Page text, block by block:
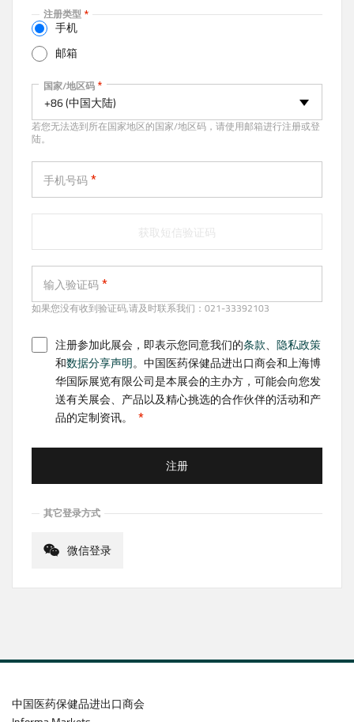
b
注册类型
手机
邮箱
手机
国家/地区码
+86 (中国大陆)
若您无法选到所在国家地区的国家/地区码，请使用邮箱进行注册或登
陆。
手机号码
输入验证码
如果您没有收到验证码,请及时联系我们：021-33392103
获取短信验证码
注册参加此展会，即表示您同意我们的条款、 隐私政策
和数据分享声明。中国医药保健品进出口商会和上海博
华国际展览有限公司是本展会的主办方，可能会向您发
送有关展会、产品以及精心挑选的合作伙伴的活动和产
品的定制资讯。
注册
其它登录方式
微信登录
中国医药保健品进出口商会